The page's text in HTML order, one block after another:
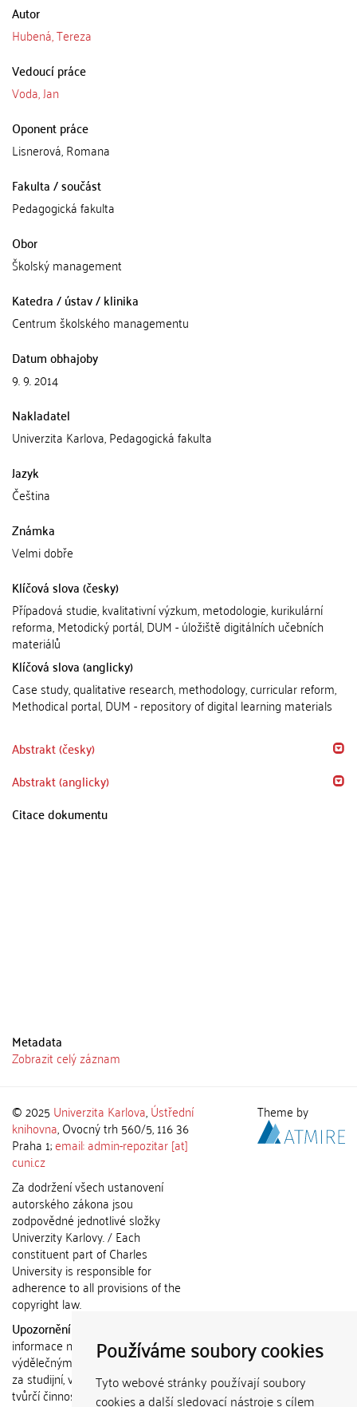
Používáme soubory cookies
Tyto webové stránky používají soubory
cookies a další sledovací nástroje s cílem
Autor
Hubená, Tereza
Vedoucí práce
Voda, Jan
Oponent práce
Lisnerová, Romana
Fakulta / součást
Pedagogická fakulta
Obor
Školský management
Katedra / ústav / klinika
Centrum školského managementu
Datum obhajoby
9. 9. 2014
Nakladatel
Univerzita Karlova, Pedagogická fakulta
Jazyk
Čeština
Známka
Velmi dobře
Klíčová slova (česky)
Případová studie, kvalitativní výzkum, metodologie, kurikulární
reforma, Metodický portál, DUM - úložiště digitálních učebních
materiálů
Klíčová slova (anglicky)
Case study, qualitative research, methodology, curricular reform,
Methodical portal, DUM - repository of digital learning materials
Abstrakt (česky)
Abstrakt (anglicky)
Citace dokumentu
Metadata
Zobrazit celý záznam
© 2025 Univerzita Karlova,Ústřední
knihovna, Ovocný trh 560/5, 116 36
Praha 1;email: admin-repozitar [at]
cuni.cz
Za dodržení všech ustanovení
autorského zákona jsou
zodpovědné jednotlivé složky
Univerzity Karlovy. / Each
constituent part of Charles
University is responsible for
adherence to all provisions of the
copyright law.
Upozornění / Notice:
informace nemohou být použity k
výdělečným účelům nebo vydávány
za studijní, vědeckou nebo jinou
tvůrčí činnost jiné osoby než autora.
Theme by